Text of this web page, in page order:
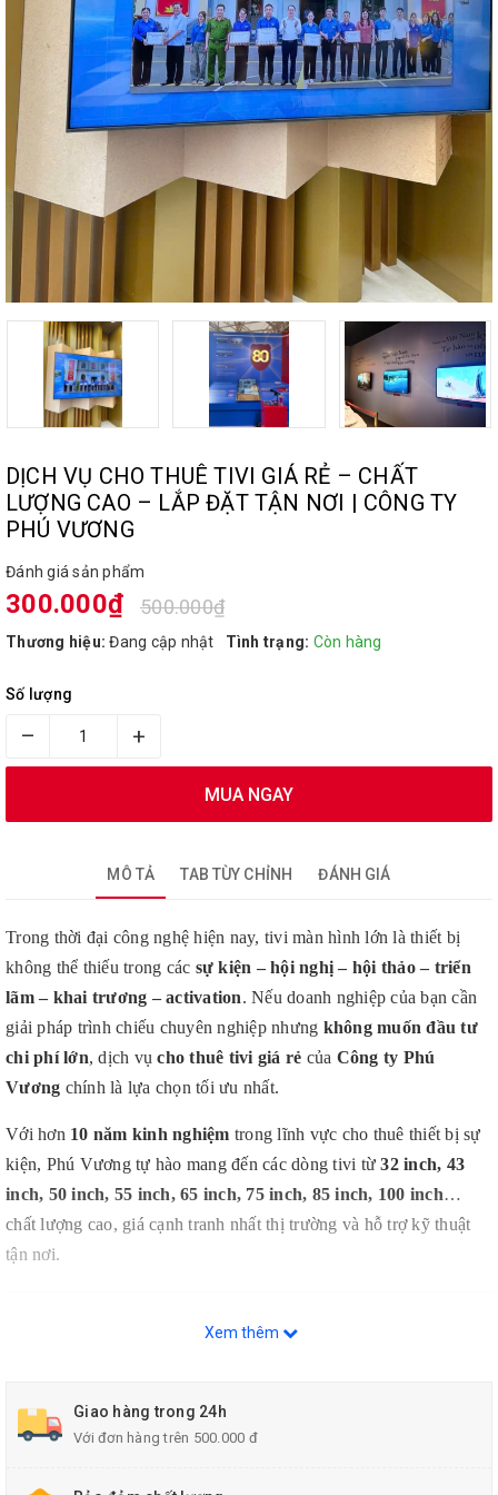
DỊCH VỤ CHO THUÊ TIVI GIÁ RẺ – CHẤT
LƯỢNG CAO – LẮP ĐẶT TẬN NƠI | CÔNG TY
PHÚ VƯƠNG
Đánh giá sản phẩm
300.000₫ 500.000₫
Thương hiệu: Đang cập nhật Tình trạng: Còn hàng
Số lượng
– +
MUA NGAY
MÔ TẢ TAB TÙY CHỈNH ĐÁNH GIÁ
Trong thời đại công nghệ hiện nay, tivi màn hình lớn là thiết bị
không thể thiếu trong các sự kiện – hội nghị – hội thảo – triển
lãm – khai trương – activation. Nếu doanh nghiệp của bạn cần
giải pháp trình chiếu chuyên nghiệp nhưng không muốn đầu tư
chi phí lớn, dịch vụcho thuê tivi giá rẻ của Công ty Phú
Vương chính là lựa chọn tối ưu nhất.
Với hơn 10 năm kinh nghiệm trong lĩnh vực cho thuê thiết bị sự
kiện, Phú Vương tự hào mang đến các dòng tivi từ32 inch, 43
inch, 50 inch, 55 inch, 65 inch, 75 inch, 85 inch, 100 inch…
chất lượng cao, giá cạnh tranh nhất thị trường và hỗ trợ kỹ thuật
tận nơi.
1. Thuê tivi giá rẻ – Giải pháp tối ưu cho
Không cần bỏ ra hàng chục đến vài chục triệu để mua tivi mới,
dịch vụ cho thuê tivi tại Phú Vương giúp bạn:
Tiết kiệm chi phí tối đa
Xem thêm
Giao hàng trong 24h
Với đơn hàng trên 500.000 đ